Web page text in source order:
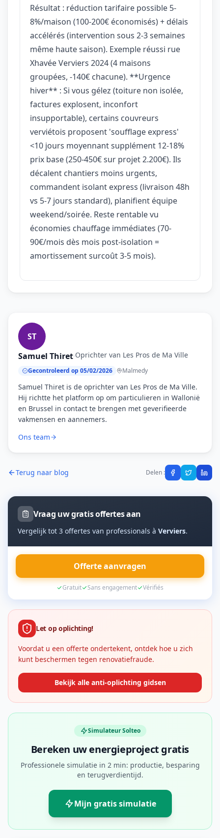
Résultat : réduction tarifaire possible 5-
8%/maison (100-200€ économisés) + délais
accélérés (intervention sous 2-3 semaines
même haute saison). Exemple réussi rue
Xhavée Verviers 2024 (4 maisons
groupées, -140€ chacune). **Urgence
hiver** : Si vous gélez (toiture non isolée,
factures explosent, inconfort
insupportable), certains couvreurs
verviétois proposent 'soufflage express'
<10 jours moyennant supplément 12-18%
prix base (250-450€ sur projet 2.200€). Ils
décalent chantiers moins urgents,
commandent isolant express (livraison 48h
vs 5-7 jours standard), planifient équipe
weekend/soirée. Reste rentable vu
économies chauffage immédiates (70-
90€/mois dès mois post-isolation =
amortissement surcoût 3-5 mois).
ST
Samuel Thiret·Oprichter van Les Pros de Ma Ville
Gecontroleerd op 05/02/2026 Malmedy
Samuel Thiret is de oprichter van Les Pros de Ma Ville.
Hij richtte het platform op om particulieren in Wallonië
en Brussel in contact te brengen met geverifieerde
vakmensen en aannemers.
Ons team
Terug naar blog Delen :
Vraag uw gratis offertes aan
Vergelijk tot 3 offertes van professionals à Verviers.
Offerte aanvragen
Gratuit Sans engagement Vérifiés
Let op oplichting!
Voordat u een offerte ondertekent, ontdek hoe u zich
kunt beschermen tegen renovatiefraude.
Bekijk alle anti-oplichting gidsen
Simulateur Solteo
Bereken uw energieproject gratis
Professionele simulatie in 2 min: productie, besparing
en terugverdientijd.
Mijn gratis simulatie